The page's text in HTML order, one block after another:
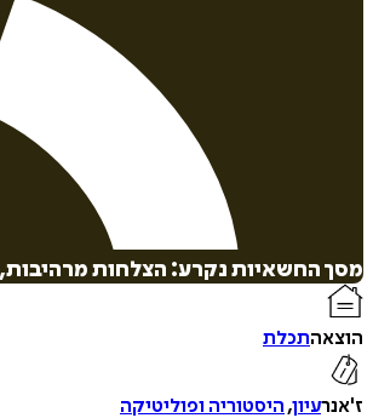
מסך החשאיות נקרע: הצלחות מרהיבות,
הוצאהתכלת
ז'אנרעיון,היסטוריה ופוליטיקה